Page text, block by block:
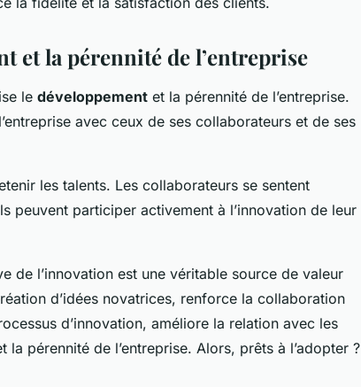
et la pérennité de l’entreprise
le développement et la pérennité de l’entreprise.
avec ceux de ses collaborateurs et de ses
les talents. Les collaborateurs se sentent
peuvent participer activement à l’innovation de leur
de l’innovation est une véritable source de valeur
d’idées novatrices, renforce la collaboration
d’innovation, améliore la relation avec les
pérennité de l’entreprise. Alors, prêts à l’adopter ?